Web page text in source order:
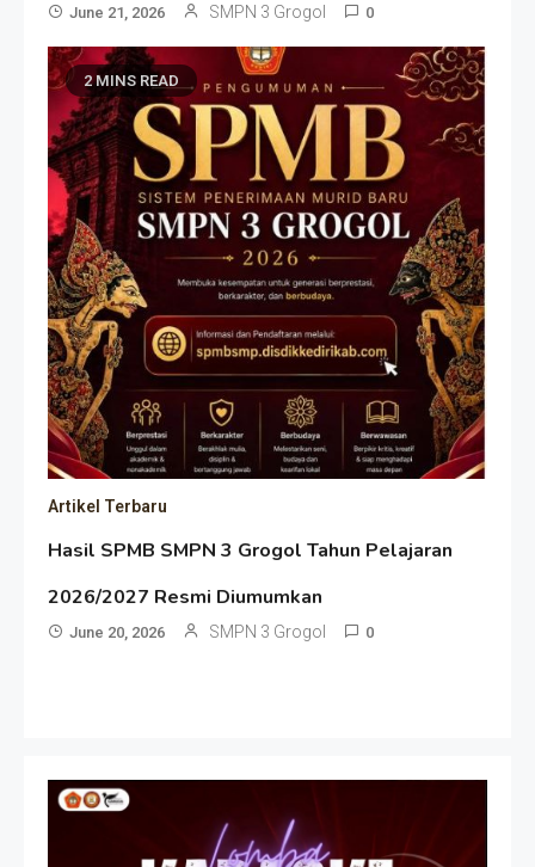
June 21, 2026 SMPN 3 Grogol 0
2 MINS READ
Artikel Terbaru
Hasil SPMB SMPN 3 Grogol Tahun Pelajaran
2026/2027 Resmi Diumumkan
June 20, 2026 SMPN 3 Grogol 0